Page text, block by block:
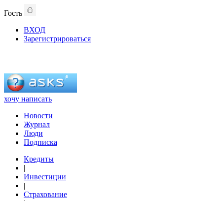
Гость
ВХОД
Зарегистрироваться
хочу написать
Новости
Журнал
Люди
Подписка
Кредиты
|
Инвестиции
|
Страхование